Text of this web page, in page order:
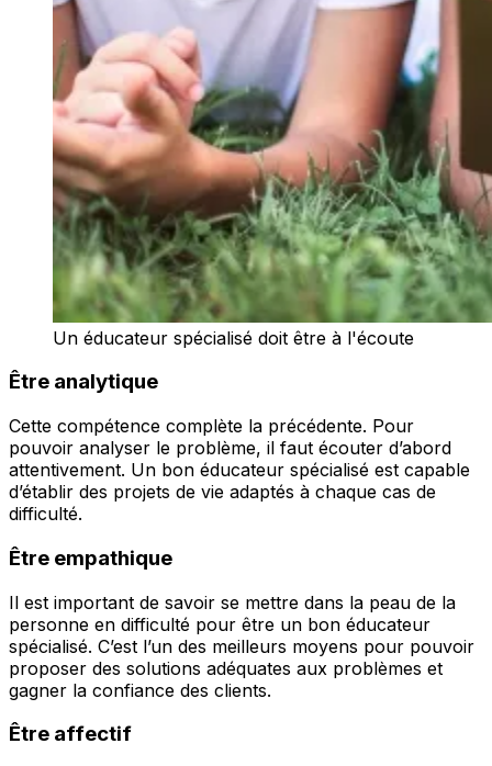
Un éducateur spécialisé doit être à l'écoute
Être analytique
Cette compétence complète la précédente. Pour
pouvoir analyser le problème, il faut écouter d’abord
attentivement. Un bon éducateur spécialisé est capable
d’établir des projets de vie adaptés à chaque cas de
difficulté.
Être empathique
Il est important de savoir se mettre dans la peau de la
personne en difficulté pour être un bon éducateur
spécialisé. C’est l’un des meilleurs moyens pour pouvoir
proposer des solutions adéquates aux problèmes et
gagner la confiance des clients.
Être affectif